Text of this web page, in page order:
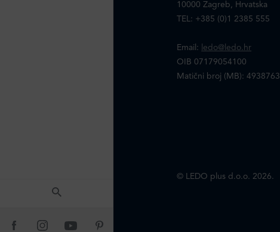
10000 Zagreb, Hrvatska
TEL: +385 (0)1 2385 555
Email:
ledo@ledo.hr
OIB 07179054100
Matični broj (MB): 4938763
© LEDO plus d.o.o. 2026.